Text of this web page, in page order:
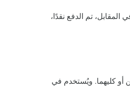
تم الدفع نقدًا،
أو كليهما. ويُستخدم في